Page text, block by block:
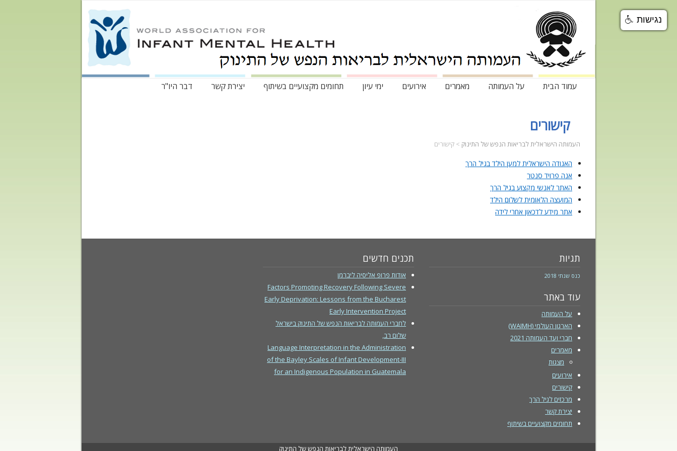
עמוד הבית על העמותה מאמרים אירועים ימי עיון תחומים מקצועיים בשיתוף יצירת קשר דבר היו"ר
קישורים
העמותה הישראלית לבריאות הנפש של התינוק > קישורים
האגודה הישראלית למען הילד בגיל הרך
אנה פרויד סנטר
האתר לאנשי מקצוע בגיל הרך
המועצה הלאומית לשלום הילד
אתר מידע לדכאון אחרי לידה
תגיות
כנס שנתי 2018
עוד באתר
על העמותה
הארגון העולמי (WAIMH)
חברי ועד העמותה 2021
מאמרים
מצגות
אירועים
קישורים
מרכזים לגיל הרך
יצירת קשר
תחומים מקצועיים בשיתוף
תכנים חדשים
אודות פרופ אליסיה ליברמן
Factors Promoting Recovery Following Severe
Early Deprivation: Lessons from the Bucharest
Early Intervention Project
לחברי העמותה לבריאות הנפש של התינוק בישראל
שלום רב,
Language Interpretation in the Administration
of the Bayley Scales of Infant Development-III
for an Indigenous Population in Guatemala
העמותה הישראלית לבריאות הנפש של התינוק
נגישות